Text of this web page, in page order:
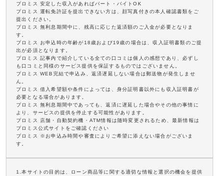
プロミス 安定した収入があればパート・バイトOK
プロミス 運転免許証を提出できない方は、顔写真付きの本人確認書類をご
提出ください。
プロミス 無利息期間中に、残高に応じた返済額のご入金が必要となりま
す。
プロミス お申込時の年齢が18歳および19歳の場合は、収入証明書類のご提
出が必須となります。
プロミス 記事内で紹介している全ての口コミは個人の感想であり、必ずし
も口コミと同様のサービス提供を保証するものではございません。
プロミス WEB完結で申込み、返済遅延しない場合は郵送物が発生しませ
ん。
プロミス 借入希望額や条件によっては、身分証明書以外にも収入証明書が
必要となる場合があります。
プロミス 無利息期間中であっても、返済に遅延した場合やその他の事情に
より、サービスの提供を停止する可能性があります。
プロミス 店舗・自動契約機・ATM情報は随時変更されるため、最新情報は
プロミス公式サイトをご確認ください
プロミス ※お申込み時間や審査によりご希望に添えない場合がございま
す。
1.本サイトの目的は、ローン商品等に関する適切な情報と選択の機会を提供